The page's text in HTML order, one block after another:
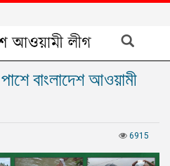
বাংলাদেশ আওয়ামী
6915